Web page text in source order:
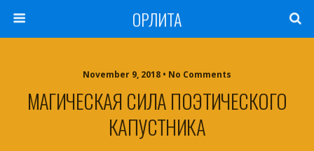
ОРЛИТА
November 9, 2018 • No Comments
МАГИЧЕСКАЯ СИЛА ПОЭТИЧЕСКОГО
КАПУСТНИКА